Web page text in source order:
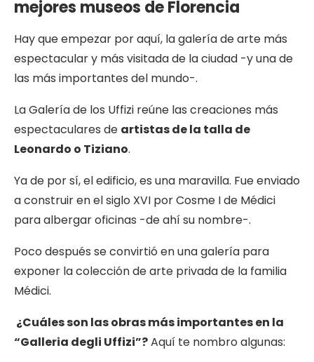
mejores museos de Florencia
Hay que empezar por aquí, la galería de arte más
espectacular y más visitada de la ciudad -y una de
las más importantes del mundo-.
La Galería de los Uffizi reúne las creaciones más
espectaculares de artistas de la talla de
Leonardo o Tiziano.
Ya de por sí, el edificio, es una maravilla. Fue enviado
a construir en el siglo XVI por Cosme I de Médici
para albergar oficinas -de ahí su nombre-.
Poco después se convirtió en una galería para
exponer la colección de arte privada de la familia
Médici.
¿Cuáles son las obras más importantes en la
“Galleria degli Uffizi”?Aquí te nombro algunas: